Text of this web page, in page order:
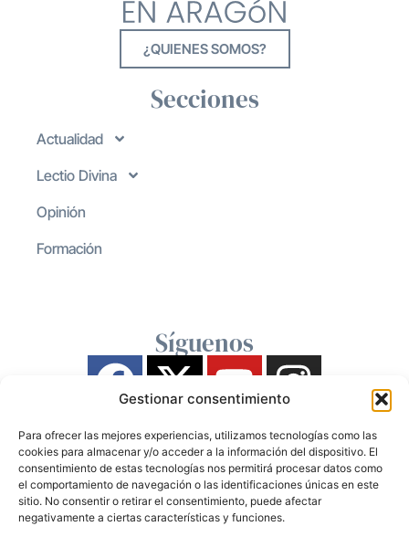
Gestionar consentimiento
Para ofrecer las mejores experiencias, utilizamos tecnologías como las
cookies para almacenar y/o acceder a la información del dispositivo. El
consentimiento de estas tecnologías nos permitirá procesar datos como
el comportamiento de navegación o las identificaciones únicas en este
sitio. No consentir o retirar el consentimiento, puede afectar
negativamente a ciertas características y funciones.
¿QUIENES SOMOS?
Secciones
Actualidad
Lectio Divina
Opinión
Formación
Síguenos